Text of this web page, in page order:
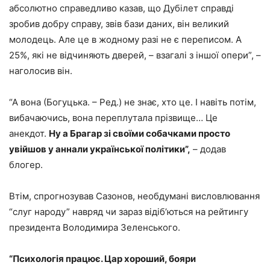
абсолютно справедливо казав, що Дубілет справді
зробив добру справу, звів бази даних, він великий
молодець. Але це в жодному разі не є переписом. А
25%, які не відчиняють дверей, – взагалі з іншої опери”, –
наголосив він.
“А вона (Богуцька. – Ред.) не знає, хто це. І навіть потім,
вибачаючись, вона переплутала прізвище… Це
анекдот. Ну а Брагар зі своїми собачками просто
увійшов у аннали української політики”, – додав
блогер.
Втім, спрогнозував Сазонов, необдумані висловлювання
“слуг народу” навряд чи зараз відіб’ються на рейтингу
президента Володимира Зеленського.
“Психологія працює. Цар хороший, бояри